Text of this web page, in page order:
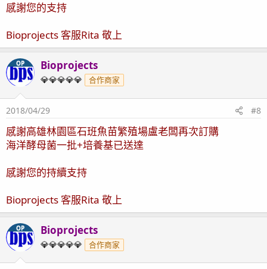
感謝您的支持
Bioprojects 客服Rita 敬上
OP Bioprojects
💎💎💎💎💎 合作商家
2018/04/29 #8
感謝高雄林園區石班魚苗繁殖場盧老闆再次訂購
海洋酵母菌一批+培養基已送達
感謝您的持續支持
Bioprojects 客服Rita 敬上
OP Bioprojects
💎💎💎💎💎 合作商家